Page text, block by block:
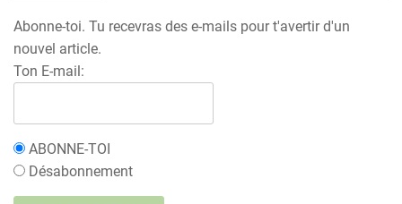
Abonne-toi. Tu recevras des e-mails pour t'avertir d'un
nouvel article.
Ton E-mail:
ABONNE-TOI
Désabonnement